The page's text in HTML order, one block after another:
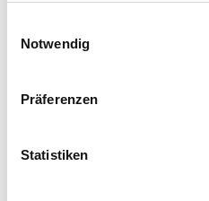
Notwendig
Präferenzen
Statistiken
können durch die Wahl